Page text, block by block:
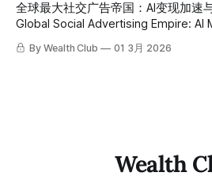
全球最大社交广告帝国：AI变现加速
Global Social Advertising Empire: AI
Acceleration and the SuperIntelligence
营收$2010亿同比增长22%首度突破
By Wealth Club 01 3月 2026
Wealth